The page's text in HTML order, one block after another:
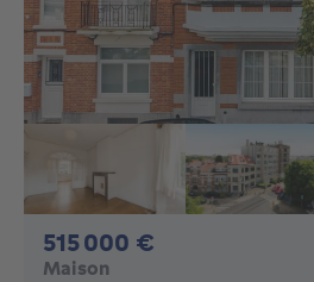
515 000 €
Maison